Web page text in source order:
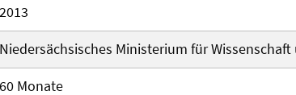
2013
Niedersächsisches Ministerium für
60 Monate